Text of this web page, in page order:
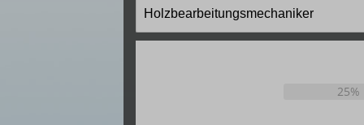
25%